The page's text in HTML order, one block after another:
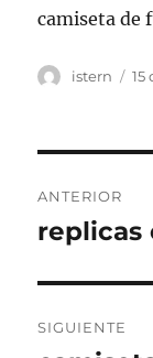
camiseta de
Autor
istern 15
de
ANTERIOR
Entrada
replicas
SIGUIENTE